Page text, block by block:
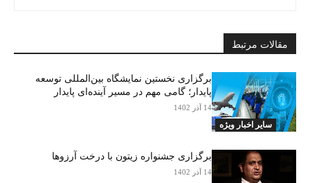
مقالات مرتبط
سایر اخبار ویژه
برگزاری نخستین نمایشگاه بین‌المللی توسعه
پایدار؛ گامی مهم در مسیر آینده‌ای پایدار
14 آذر 1402
برگزاری جشنواره زیتون با درخت آرزوها
14 آذر 1402